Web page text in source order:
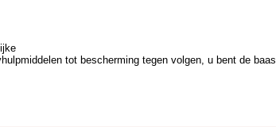
tot bescherming tegen volgen, u bent de baas